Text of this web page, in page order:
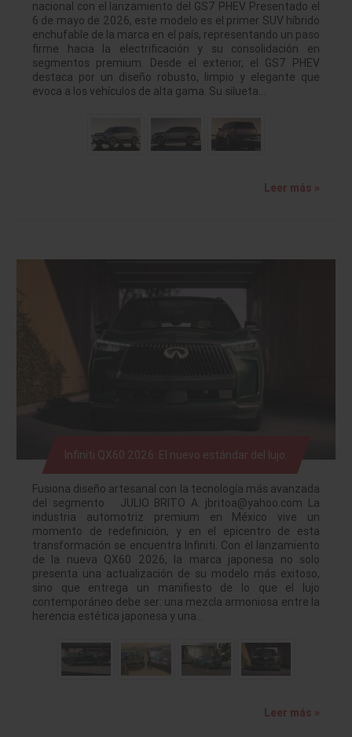
nacional con el lanzamiento del GS7 PHEV. Presentado el
6 de mayo de 2026, este modelo es el primer SUV híbrido
enchufable de la marca en el país, representando un paso
firme hacia la electrificación y su consolidación en
segmentos premium. Desde el exterior, el GS7 PHEV
destaca por un diseño robusto, limpio y elegante que
evoca a los vehículos de alta gama. Su silueta…
Leer más »
Infiniti QX60 2026: El nuevo estándar del lujo.
Fusiona diseño artesanal con la tecnología más avanzada
del segmento JULIO BRITO A. jbritoa@yahoo.com La
industria automotriz premium en México vive un
momento de redefinición, y en el epicentro de esta
transformación se encuentra Infiniti. Con el lanzamiento
de la nueva QX60 2026, la marca japonesa no solo
presenta una actualización de su modelo más exitoso,
sino que entrega un manifiesto de lo que el lujo
contemporáneo debe ser: una mezcla armoniosa entre la
herencia estética japonesa y una…
Leer más »